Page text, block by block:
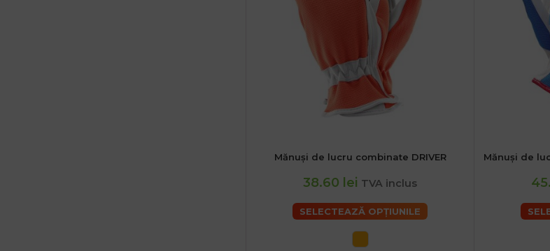
XL
Mănuși de lucru combinate DRIVER
38.60 lei TVA inclus
SELECTEAZĂ OPȚIUNILE
Mănuși de